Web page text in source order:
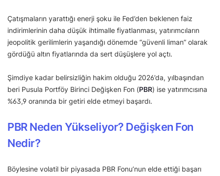
Çatışmaların yarattığı enerji şoku ile Fed’den beklenen faiz
indirimlerinin daha düşük ihtimalle fiyatlanması, yatırımcıların
jeopolitik gerilimlerin yaşandığı dönemde “güvenli liman” olarak
gördüğü altın fiyatlarında da sert düşüşlere yol açtı.
Şimdiye kadar belirsizliğin hakim olduğu 2026’da, yılbaşından
beri Pusula Portföy Birinci Değişken Fon (PBR) ise yatırımcısına
%63,9 oranında bir getiri elde etmeyi başardı.
PBR Neden Yükseliyor? Değişken Fon
Nedir?
Böylesine volatil bir piyasada PBR Fonu’nun elde ettiği başarı